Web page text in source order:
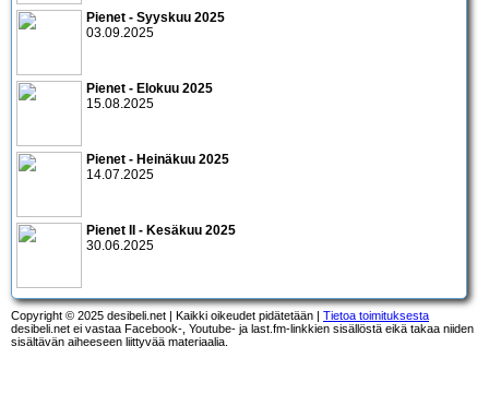
Pienet - Syyskuu 2025
03.09.2025
Pienet - Elokuu 2025
15.08.2025
Pienet - Heinäkuu 2025
14.07.2025
Pienet II - Kesäkuu 2025
30.06.2025
Copyright © 2025 desibeli.net | Kaikki oikeudet pidätetään | Tietoa toimituksesta
desibeli.net ei vastaa Facebook-, Youtube- ja last.fm-linkkien sisällöstä eikä takaa niiden
sisältävän aiheeseen liittyvää materiaalia.